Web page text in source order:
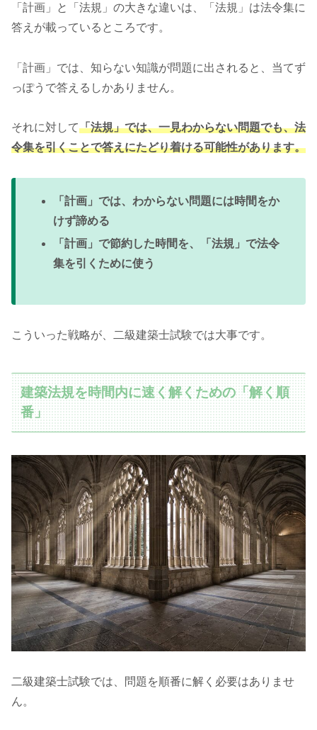
「計画」と「法規」の大きな違いは、「法規」は法令集に
答えが載っているところです。
「計画」では、知らない知識が問題に出されると、当てず
っぽうで答えるしかありません。
それに対して「法規」では、一見わからない問題でも、法
令集を引くことで答えにたどり着ける可能性があります。
「計画」では、わからない問題には時間をか
けず諦める
「計画」で節約した時間を、「法規」で法令
集を引くために使う
こういった戦略が、二級建築士試験では大事です。
建築法規を時間内に速く解くための「解く順
番」
二級建築士試験では、問題を順番に解く必要はありませ
ん。